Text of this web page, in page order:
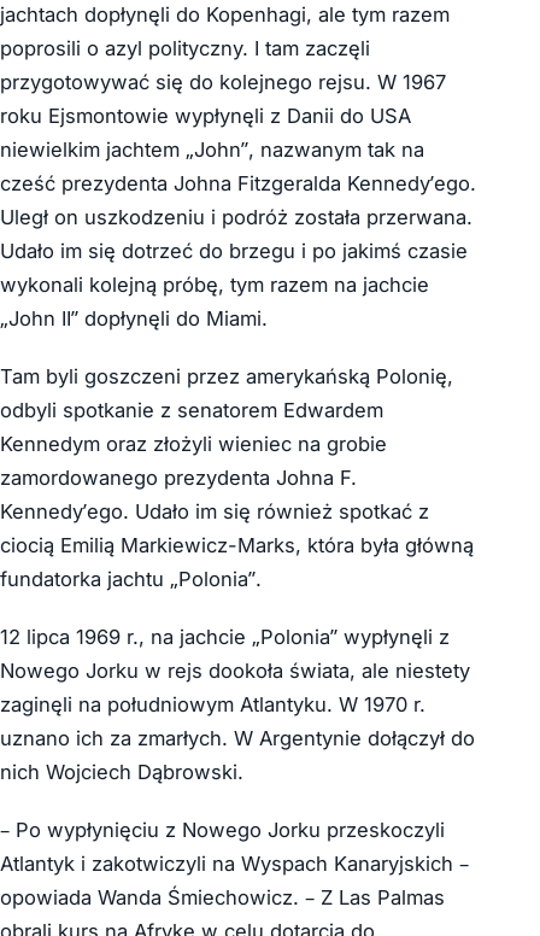
jachtach dopłynęli do Kopenhagi, ale tym razem
poprosili o azyl polityczny. I tam zaczęli
przygotowywać się do kolejnego rejsu. W 1967
roku Ejsmontowie wypłynęli z Danii do USA
niewielkim jachtem „John”, nazwanym tak na
cześć prezydenta Johna Fitzgeralda Kennedy’ego.
Uległ on uszkodzeniu i podróż została przerwana.
Udało im się dotrzeć do brzegu i po jakimś czasie
wykonali kolejną próbę, tym razem na jachcie
„John II” dopłynęli do Miami.
Tam byli goszczeni przez amerykańską Polonię,
odbyli spotkanie z senatorem Edwardem
Kennedym oraz złożyli wieniec na grobie
zamordowanego prezydenta Johna F.
Kennedy’ego. Udało im się również spotkać z
ciocią Emilią Markiewicz-Marks, która była główną
fundatorka jachtu „Polonia”.
12 lipca 1969 r., na jachcie „Polonia” wypłynęli z
Nowego Jorku w rejs dookoła świata, ale niestety
zaginęli na południowym Atlantyku. W 1970 r.
uznano ich za zmarłych. W Argentynie dołączył do
nich Wojciech Dąbrowski.
– Po wypłynięciu z Nowego Jorku przeskoczyli
Atlantyk i zakotwiczyli na Wyspach Kanaryjskich –
opowiada Wanda Śmiechowicz. – Z Las Palmas
obrali kurs na Afrykę w celu dotarcia do